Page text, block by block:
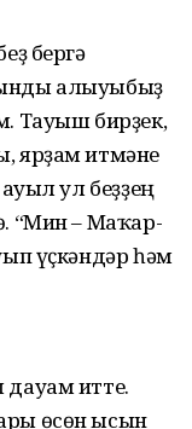
бергә
алыуыбыҙ
Тауыш бирҙек,
ярҙам итмәне
ул беҙҙең
“Мин – Маҡар­
үҫкәндәр һәм
итте.
өсөн ысын